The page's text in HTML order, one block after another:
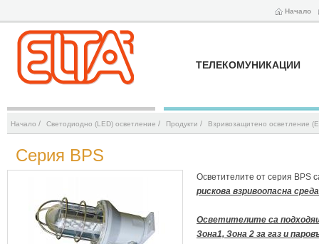
Начало
ТЕЛЕКОМУНИКАЦИИ
Начало / Светодиодно (LED) осветление / Продукти / Взривозащитено осветление
Серия BPS
Осветителите от серия BPS
рискова взривоопасна
Осветителите са
Зона1, Зона 2 за газ и